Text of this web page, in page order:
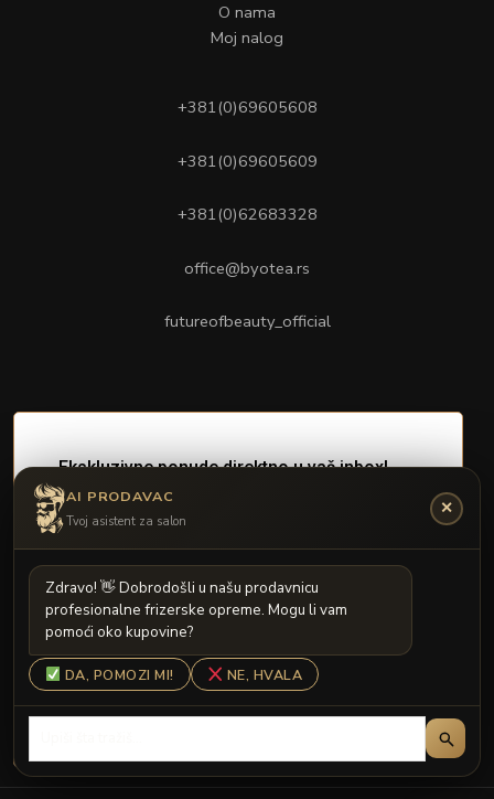
O nama
Moj nalog
+381(0)69605608
+381(0)69605609
+381(0)62683328
office@byotea.rs
futureofbeauty_official
AI PRODAVAC
Tvoj asistent za salon
✕
Zdravo! Dobrodošli u našu prodavnicu
profesionalne frizerske opreme. Mogu li vam
pomoći oko kupovine?
DA, POMOZI MI! NE, HVALA